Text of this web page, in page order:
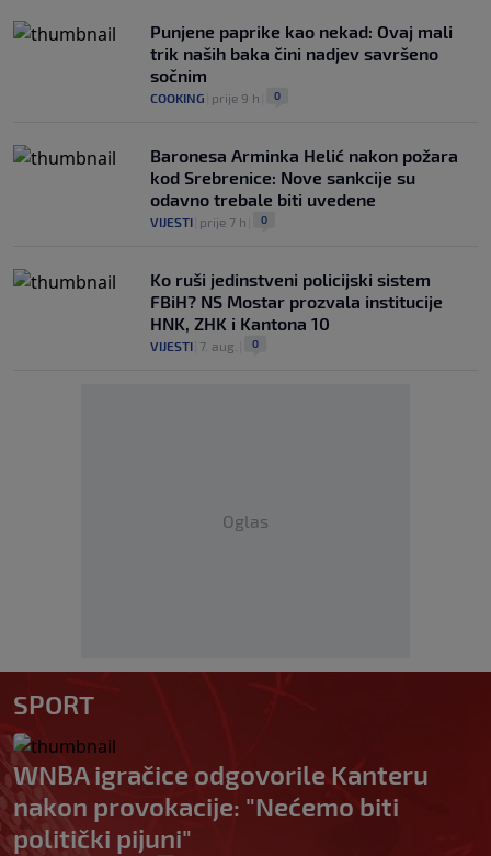
Punjene paprike kao nekad: Ovaj mali
trik naših baka čini nadjev savršeno
sočnim
COOKING prije 9 h 0
Baronesa Arminka Helić nakon požara
kod Srebrenice: Nove sankcije su
odavno trebale biti uvedene
VIJESTI prije 7 h 0
Ko ruši jedinstveni policijski sistem
FBiH? NS Mostar prozvala institucije
HNK, ZHK i Kantona 10
VIJESTI 7. aug. 0
Oglas
SPORT
WNBA igračice odgovorile Kanteru
nakon provokacije: "Nećemo biti
politički pijuni"